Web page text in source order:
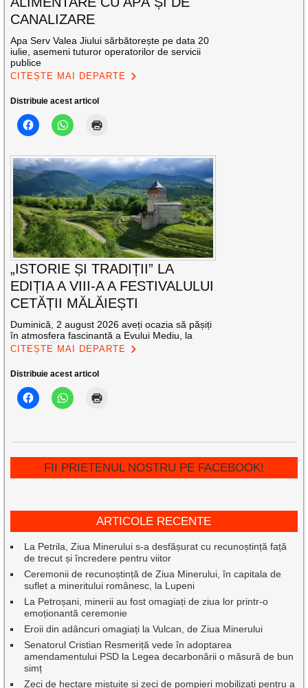
CANALIZARE
Apa Serv Valea Jiului sărbătorește pe data 20
iulie, asemeni tuturor operatorilor de servicii
publice
CITEȘTE MAI DEPARTE
Distribuie acest articol
„ISTORIE ȘI TRADIȚII” LA
EDIȚIA A VIII-A A FESTIVALULUI
CETĂȚII MĂLĂIEȘTI
Duminică, 2 august 2026 aveți ocazia să pășiți
în atmosfera fascinantă a Evului Mediu, la
CITEȘTE MAI DEPARTE
Distribuie acest articol
FII PRIETENUL NOSTRU PE FACEBOOK!
ARTICOLE RECENTE
La Petrila, Ziua Minerului s-a desfășurat cu recunoștință față
de trecut și încredere pentru viitor
Ceremonii de recunoștință de Ziua Minerului, în capitala de
suflet a mineritului românesc, la Lupeni
La Petroșani, minerii au fost omagiați de ziua lor printr-o
emoționantă ceremonie
Eroii din adâncuri omagiați la Vulcan, de Ziua Minerului
Senatorul Cristian Resmeriță vede în adoptarea
amendamentului PSD la Legea decarbonării o măsură de bun
simț
Zeci de hectare mistuite și zeci de pompieri mobilizați pentru a